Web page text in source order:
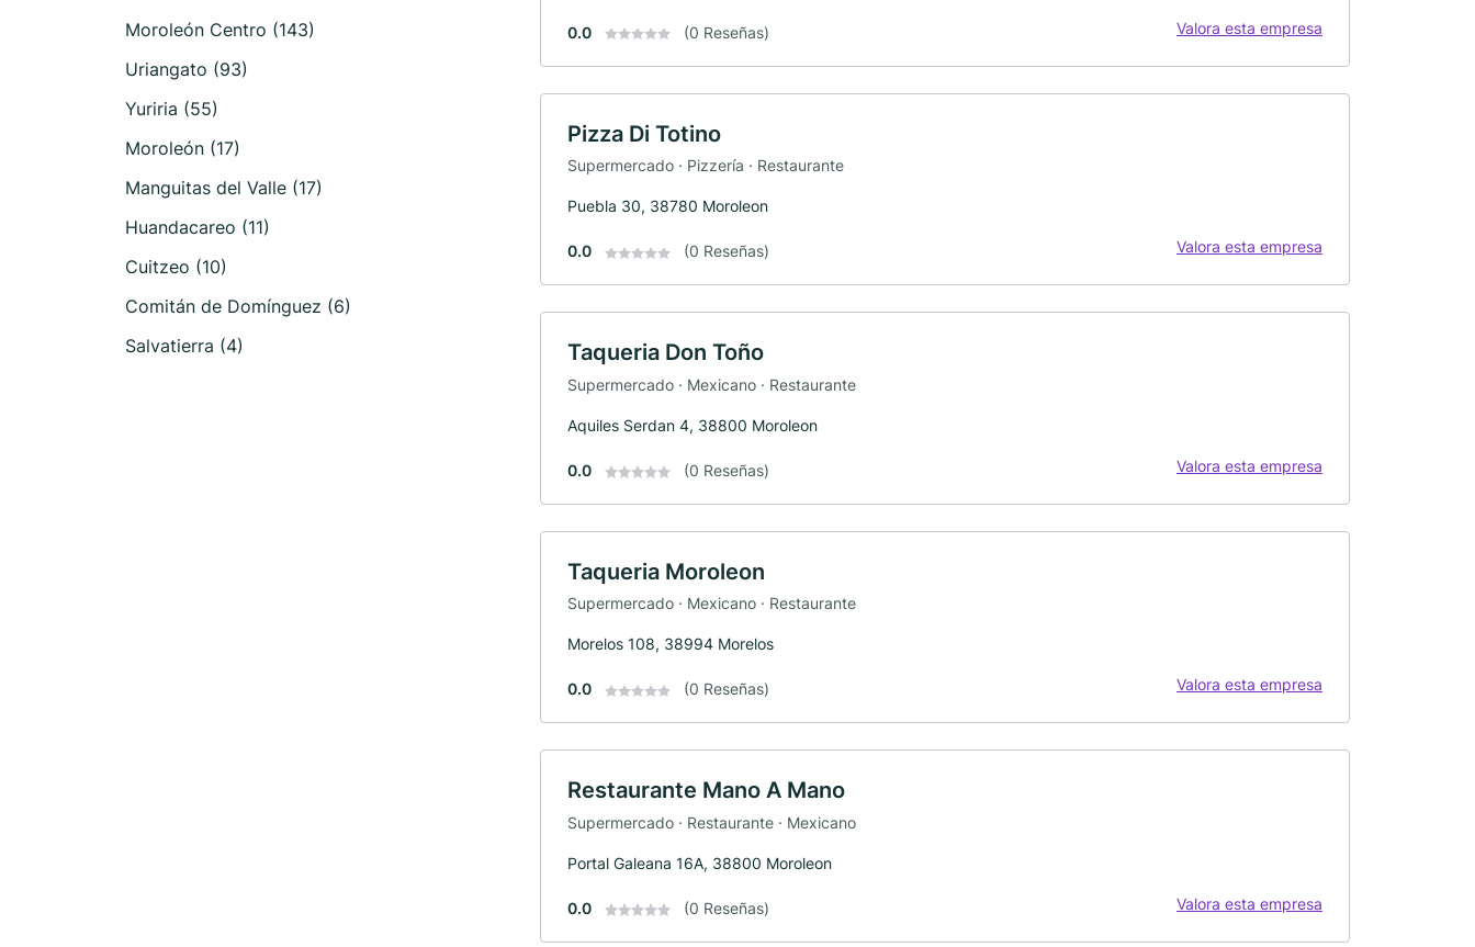
Moroleón Centro (143)
Uriangato (93)
Yuriria (55)
Moroleón (17)
Manguitas del Valle (17)
Huandacareo (11)
Cuitzeo (10)
Comitán de Domínguez (6)
Salvatierra (4)
0.0 (0 Reseñas) Valora esta empresa
Pizza Di Totino
Supermercado · Pizzería · Restaurante
Puebla 30, 38780 Moroleon
0.0 (0 Reseñas) Valora esta empresa
Taqueria Don Toño
Supermercado · Mexicano · Restaurante
Aquiles Serdan 4, 38800 Moroleon
0.0 (0 Reseñas) Valora esta empresa
Taqueria Moroleon
Supermercado · Mexicano · Restaurante
Morelos 108, 38994 Morelos
0.0 (0 Reseñas) Valora esta empresa
Restaurante Mano A Mano
Supermercado · Restaurante · Mexicano
Portal Galeana 16A, 38800 Moroleon
0.0 (0 Reseñas) Valora esta empresa